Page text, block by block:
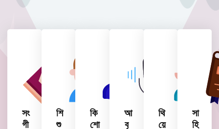
সং
গী
শি
শু
কি
শো
আ
বৃ
থি
য়ে
সা
হি